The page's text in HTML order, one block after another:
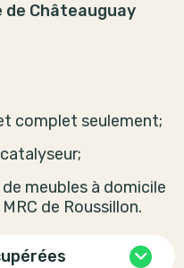
Châteauguay
complet seulement;
meubles à domicile
de Roussillon.